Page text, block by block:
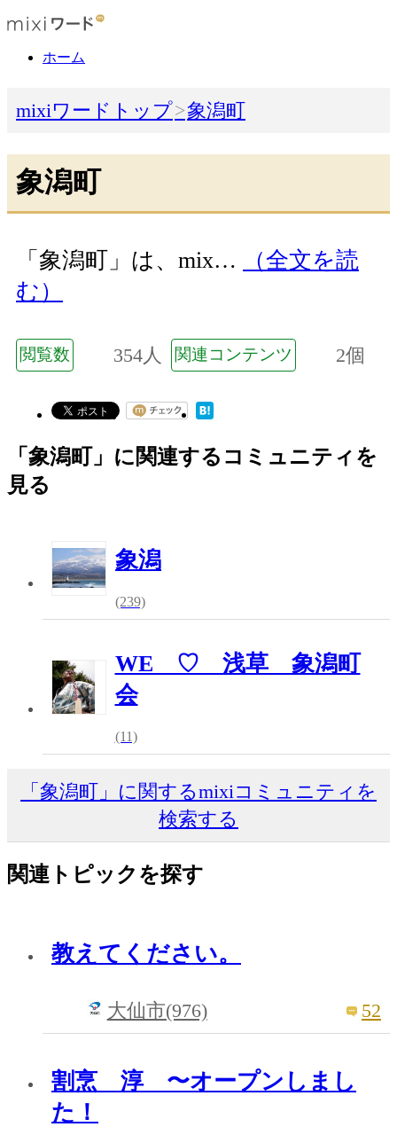
ホーム
mixiワードトップ 象潟町
象潟町
「象潟町」は、mix…
（全文を読
む）
閲覧数 354人 関連コンテンツ 2個
「象潟町」に関連するコミュニティを
見る
象潟
(239)
WE ♡ 浅草 象潟町
会
(11)
「象潟町」に関するmixiコミュニティを
検索する
関連トピックを探す
教えてください。
大仙市(976) 52
割烹 淳 〜オープンしまし
た！